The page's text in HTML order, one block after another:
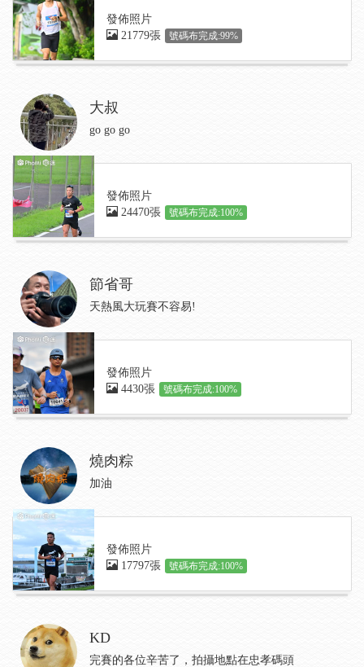
發佈照片
21779張
號碼布完成:99%
大叔
go go go
發佈照片
24470張
號碼布完成:100%
節省哥
天熱風大玩賽不容易!
發佈照片
4430張
號碼布完成:100%
燒肉粽
加油
發佈照片
17797張
號碼布完成:100%
KD
完賽的各位辛苦了，拍攝地點在忠孝碼頭